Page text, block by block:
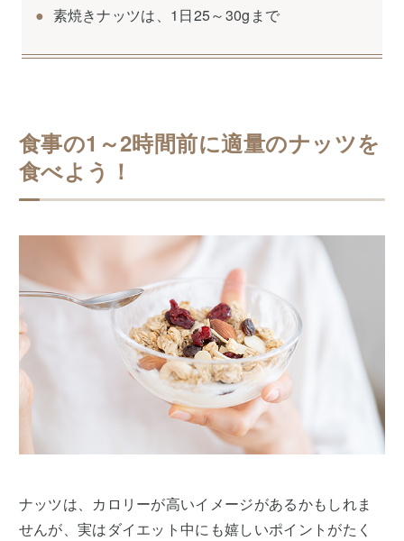
素焼きナッツは、1日25～30gまで
食事の1～2時間前に適量のナッツを
食べよう！
ナッツは、カロリーが高いイメージがあるかもしれま
せんが、実はダイエット中にも嬉しいポイントがたく